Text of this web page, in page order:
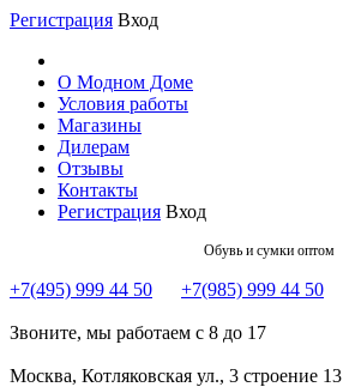
Регистрация Вход
О Модном Доме
Условия работы
Магазины
Дилерам
Отзывы
Контакты
Регистрация Вход
Обувь и сумки оптом
+7(495) 999 44 50 +7(985) 999 44 50
Звоните, мы работаем с 8 до 17
Москва, Котляковская ул., 3 строение 13